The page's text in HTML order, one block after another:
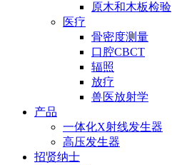
原木和木板检验
医疗
骨密度测量
口腔CBCT
辐照
放疗
兽医放射学
产品
一体化X射线发生器
高压发生器
招贤纳士